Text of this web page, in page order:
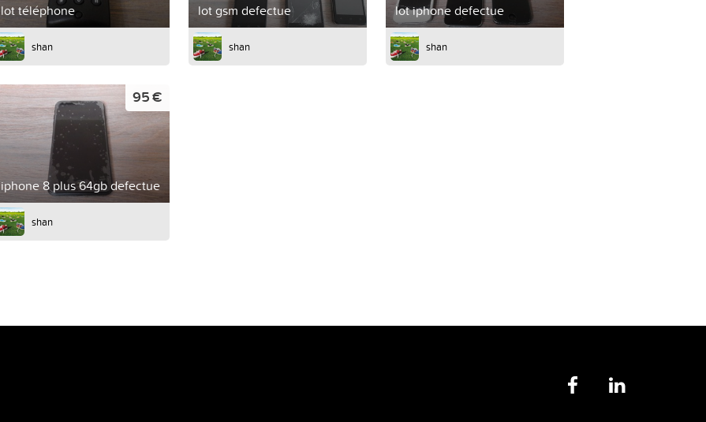
lot téléphone
shan
lot gsm defectue
shan
lot iphone defectue
shan
iphone 8 plus 64gb defectue
95 €
shan